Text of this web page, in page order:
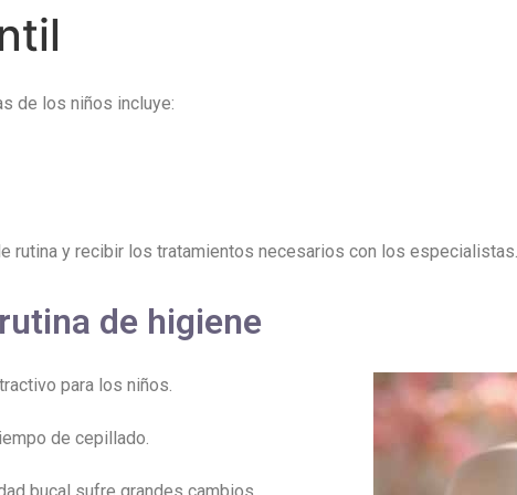
de los niños incluye:
rutina y recibir los tratamientos necesarios con los especialistas.
de higiene
para los niños.
de cepillado.